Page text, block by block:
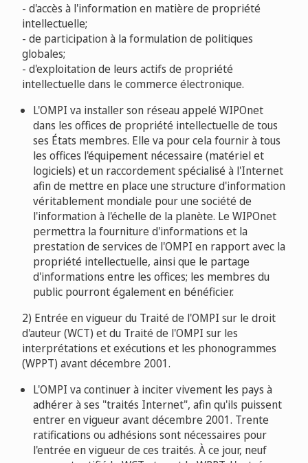
- d'accès à l'information en matière de propriété
intellectuelle;
- de participation à la formulation de politiques
globales;
- d'exploitation de leurs actifs de propriété
intellectuelle dans le commerce électronique.
L'OMPI va installer son réseau appelé WIPOnet
dans les offices de propriété intellectuelle de tous
ses États membres. Elle va pour cela fournir à tous
les offices l'équipement nécessaire (matériel et
logiciels) et un raccordement spécialisé à l'Internet
afin de mettre en place une structure d'information
véritablement mondiale pour une société de
l'information à l'échelle de la planète. Le WIPOnet
permettra la fourniture d'informations et la
prestation de services de l'OMPI en rapport avec la
propriété intellectuelle, ainsi que le partage
d'informations entre les offices; les membres du
public pourront également en bénéficier.
2) Entrée en vigueur du Traité de l'OMPI sur le droit
d'auteur (WCT) et du Traité de l'OMPI sur les
interprétations et exécutions et les phonogrammes
(WPPT) avant décembre 2001.
L'OMPI va continuer à inciter vivement les pays à
adhérer à ses "traités Internet", afin qu'ils puissent
entrer en vigueur avant décembre 2001. Trente
ratifications ou adhésions sont nécessaires pour
l'entrée en vigueur de ces traités. À ce jour, neuf